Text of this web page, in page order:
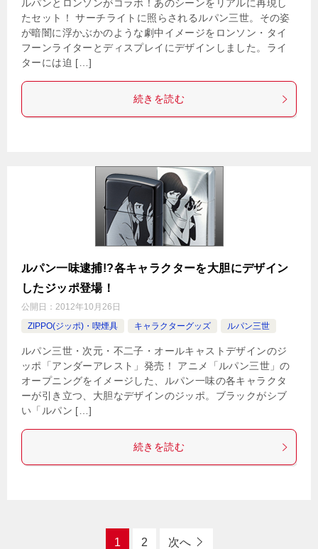
ルパンとロンソンがコラボ！あのシーンをリアルに再現し
たセット！ サーチライトに照らされるルパン三世。その姿
が暗闇に浮かぶかのような劇中イメージをロンソン・タイ
フーンライターとディスプレイにデザインしました。ライ
ターには迫 […]
続きを読む
ルパン一味逮捕!?各キャラクターを大胆にデザイン
したジッポ登場！
公開日： 2012年10月26日
ZIPPO(ジッポ)・喫煙具
キャラクターグッズ ルパン三世
ルパン三世・次元・不二子・オールキャストデザインのジ
ッポ「アンダーアレスト」発売！ アニメ「ルパン三世」の
オープニングをイメージした、ルパン一味の各キャラクタ
ーが引き立つ、大胆なデザインのジッポ。ブラックがシブ
い「ルパン […]
続きを読む
1 2 次へ